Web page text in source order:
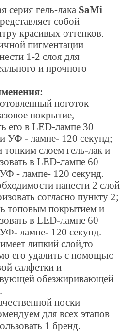
серия гель-лака SaMi
собой
красивых оттенков.
пигментации
1-2 слоя для
и прочного
ноготок
покрытие,
его в LED-лампе 30
УФ - лампе- 120 секунд;
тонким слоем гель-лак и
в LED-лампе 60
- лампе- 120 секунд.
нанести 2 слой
согласно пункту 2;
топовым покрытием и
в LED-лампе 60
лампе- 120 секунд.
липкий слой,то
его удалить с помощью
салфетки и
обезжиривающей
носки
для всех этапов
1 бренд.